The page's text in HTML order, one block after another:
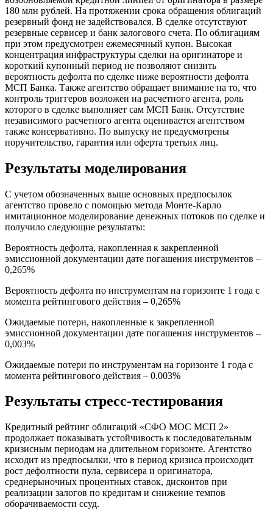
180 млн рублей. На протяжении срока обращения облигаций
резервный фонд не задействовался. В сделке отсутствуют
резервные сервисер и банк залогового счета. По облигациям
при этом предусмотрен ежемесячный купон. Высокая
концентрация инфраструктуры сделки на оригинаторе и
короткий купонный период не позволяют снизить
вероятность дефолта по сделке ниже вероятности дефолта
МСП Банка. Также агентство обращает внимание на то, что
контроль триггеров возложен на расчетного агента, роль
которого в сделке выполняет сам МСП Банк. Отсутствие
независимого расчетного агента оценивается агентством
также консервативно. По выпуску не предусмотрены
поручительство, гарантия или оферта третьих лиц.
Результаты моделирования
С учетом обозначенных выше основных предпосылок
агентство провело с помощью метода Монте-Карло
имитационное моделирование денежных потоков по сделке и
получило следующие результаты:
Вероятность дефолта, накопленная к закрепленной
эмиссионной документации дате погашения инструментов –
0,265%
Вероятность дефолта по инструментам на горизонте 1 года с
момента рейтингового действия – 0,265%
Ожидаемые потери, накопленные к закрепленной
эмиссионной документации дате погашения инструментов –
0,003%
Ожидаемые потери по инструментам на горизонте 1 года с
момента рейтингового действия – 0,003%
Результаты стресс-тестирования
Кредитный рейтинг облигаций «СФО МОС МСП 2»
продолжает показывать устойчивость к последовательным
кризисным периодам на длительном горизонте. Агентство
исходит из предпосылки, что в период кризиса происходит
рост дефолтности пула, сервисера и оригинатора,
среднерыночных процентных ставок, дисконтов при
реализации залогов по кредитам и снижение темпов
оборачиваемости ссуд.